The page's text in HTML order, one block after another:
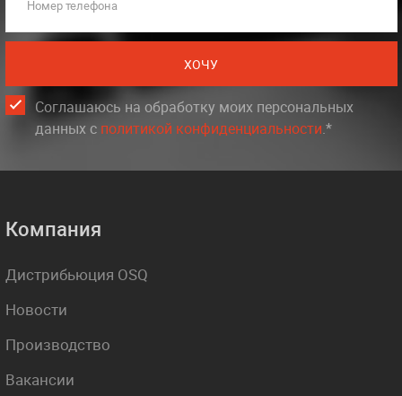
Номер телефона
ХОЧУ
Соглашаюсь на обработку моих персональных
данных c политикой конфиденциальности.*
Компания
Дистрибьюция OSQ
Новости
Производство
Вакансии